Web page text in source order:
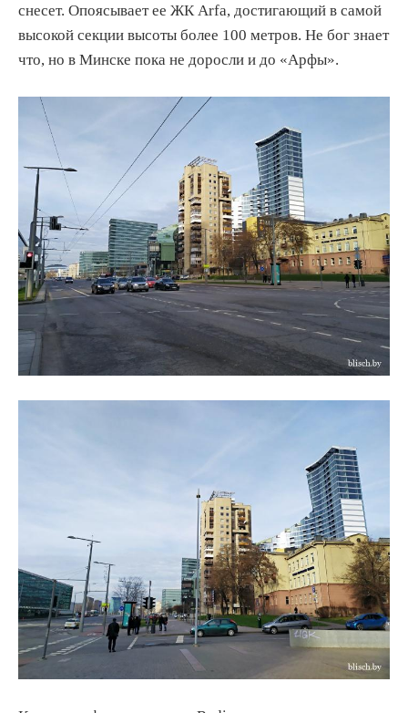
снесет. Опоясывает ее ЖК Arfa, достигающий в самой
высокой секции высоты более 100 метров. Не бог знает
что, но в Минске пока не доросли и до «Арфы».